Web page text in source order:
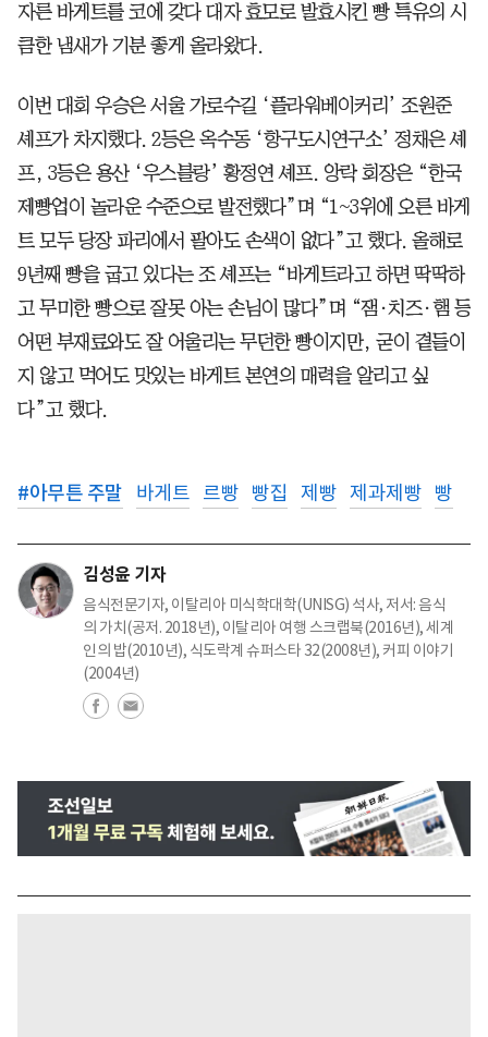
자른 바게트를 코에 갖다 대자 효모로 발효시킨 빵 특유의 시
큼한 냄새가 기분 좋게 올라왔다.
이번 대회 우승은 서울 가로수길 ‘플라워베이커리’ 조원준
셰프가 차지했다. 2등은 옥수동 ‘항구도시연구소’ 정채은 셰
프, 3등은 용산 ‘우스블랑’ 황정연 셰프. 앙락 회장은 “한국
제빵업이 놀라운 수준으로 발전했다”며 “1~3위에 오른 바게
트 모두 당장 파리에서 팔아도 손색이 없다”고 했다. 올해로
9년째 빵을 굽고 있다는 조 셰프는 “바게트라고 하면 딱딱하
고 무미한 빵으로 잘못 아는 손님이 많다”며 “잼·치즈·햄 등
어떤 부재료와도 잘 어울리는 무던한 빵이지만, 굳이 곁들이
지 않고 먹어도 맛있는 바게트 본연의 매력을 알리고 싶
다”고 했다.
#아무튼 주말 바게트 르빵 빵집 제빵 제과제빵 빵
김성윤 기자
음식전문기자, 이탈리아 미식학대학(UNISG) 석사, 저서: 음식
의 가치(공저. 2018년), 이탈리아 여행 스크랩북(2016년), 세계
인의 밥(2010년), 식도락계 슈퍼스타 32(2008년), 커피 이야기
(2004년)